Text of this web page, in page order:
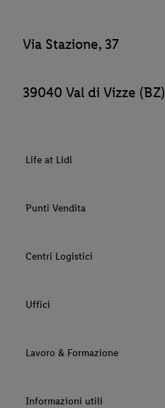
Via Stazione, 37
39040 Val di Vizze (BZ)
Life at Lidl
Punti Vendita
Centri Logistici
Uffici
Lavoro & Formazione
Informazioni utili